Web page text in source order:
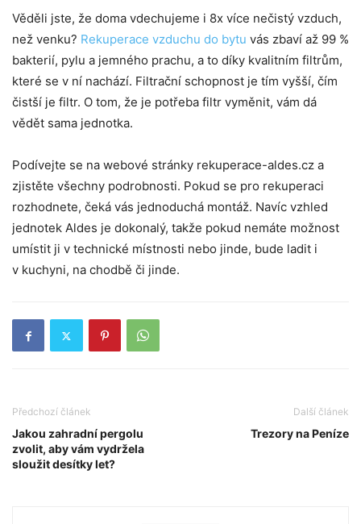
Věděli jste, že doma vdechujeme i 8x více nečistý vzduch,
než venku? Rekuperace vzduchu do bytu vás zbaví až 99 %
bakterií, pylu a jemného prachu, a to díky kvalitním filtrům,
které se v ní nachází. Filtrační schopnost je tím vyšší, čím
čistší je filtr. O tom, že je potřeba filtr vyměnit, vám dá
vědět sama jednotka.
Podívejte se na webové stránky rekuperace-aldes.cz a
zjistěte všechny podrobnosti. Pokud se pro rekuperaci
rozhodnete, čeká vás jednoduchá montáž. Navíc vzhled
jednotek Aldes je dokonalý, takže pokud nemáte možnost
umístit ji v technické místnosti nebo jinde, bude ladit i
v kuchyni, na chodbě či jinde.
Předchozí článek
Jakou zahradní pergolu
zvolit, aby vám vydržela
sloužit desítky let?
Další článek
Trezory na Peníze